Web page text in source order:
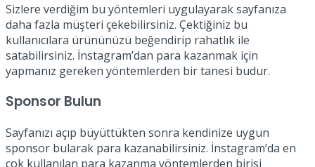
Sizlere verdiğim bu yöntemleri uygulayarak sayfanıza
daha fazla müşteri çekebilirsiniz. Çektiğiniz bu
kullanıcılara ürününüzü beğendirip rahatlık ile
satabilirsiniz. İnstagram’dan para kazanmak için
yapmanız gereken yöntemlerden bir tanesi budur.
Sponsor Bulun
Sayfanızı açıp büyüttükten sonra kendinize uygun
sponsor bularak para kazanabilirsiniz. İnstagram’da en
çok kullanılan para kazanma yöntemlerden birisi